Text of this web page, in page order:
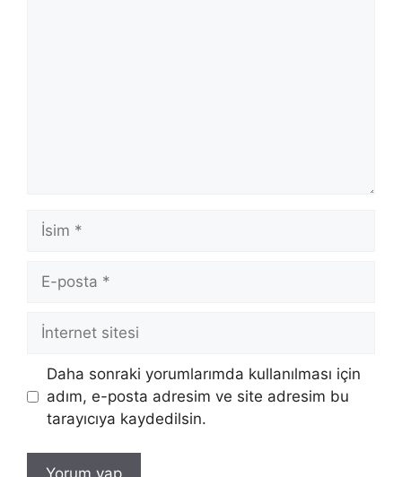
İsim
posta
İnternet
sitesi
Daha sonraki yorumlarımda kullanılması için
adım, e-posta adresim ve site adresim bu
tarayıcıya kaydedilsin.